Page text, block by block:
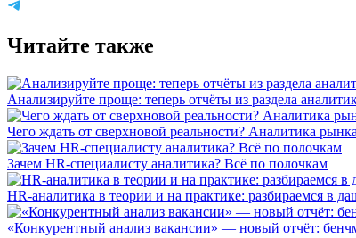
Читайте также
Анализируйте проще: теперь отчёты из раздела
Чего ждать от сверхновой реальности? Аналитика
Зачем HR-специалисту аналитика? Всё по полочкам
HR-аналитика в теории и на практике: разбираемся в
«Конкурентный анализ вакансии» — новый отчёт: